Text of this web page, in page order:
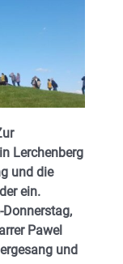
Lerchenberg
und die
ein.
Pawel
und